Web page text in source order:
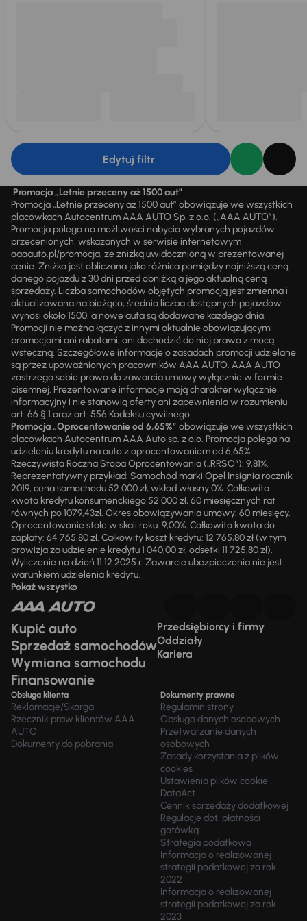
Edytuj filtr
Promocja „Letnie przeceny aż 1500 aut”
Promocja „Letnie przeceny aż 1500 aut” obowiązuje we wszystkich
placówkach Autocentrum AAA AUTO Sp. z o.o. („AAA AUTO”).
Promocja polega na możliwości nabycia wybranych pojazdów
przecenionych, wskazanych w serwisie internetowym
aaaauto.pl/promocja, ze zniżką uwidocznioną w prezentowanej
cenie. Zniżka jest obliczana jako różnica pomiędzy najniższą ceną
danego pojazdu z 30 dni przed obniżką a jego aktualną ceną
sprzedaży. Liczba samochodów objętych promocją jest zmienna i
aktualizowana na bieżąco; średnia liczba dostępnych pojazdów
wynosi około 1500, a nowe auta są dodawane każdego dnia.
Promocji nie można łączyć z innymi aktualnie obowiązującymi
promocjami ani rabatami, ani dochodzić do niej prawa z mocą
wsteczną. Szczegółowe informacje o zasadach promocji udzielane
są przez upoważnionych pracowników AAA AUTO. AAA AUTO
zastrzega sobie prawo do zawarcia umowy wyłącznie w formie
pisemnej. Prezentowane informacje mają charakter wyłącznie
informacyjny i nie stanowią oferty ani zapewnienia w rozumieniu
art. 66 § 1 oraz art. 556 Kodeksu cywilnego.
Promocja „Oprocentowanie od 6,65%” obowiązuje we wszystkich
placówkach Autocentrum AAA Auto sp. z o.o. Promocja polega na
udzieleniu kredytu na auto z oprocentowaniem od 6,65%.
Rzeczywista Roczna Stopa Oprocentowania („RRSO“): 9,81%.
Reprezentatywny przykład: Samochód marki Opel Insignia rocznik
2019, cena samochodu 52 000 zł, wkład własny 0%. Całkowita
kwota kredytu konsumenckiego 52 000 zł, 60 miesięcznych rat
równych po 1079,43zł. Okres obowiązywania umowy: 60 miesięcy.
Oprocentowanie stałe w skali roku: 9,00%. Całkowita kwota do
zapłaty: 64 765,80 zł. Całkowity koszt kredytu: 12 765,80 zł (w tym
prowizja za udzielenie kredytu 1 040,00 zł, odsetki 11 725,80 zł).
Wyliczenie na dzień 11.12.2025 r. Zawarcie ubezpieczenia nie jest
warunkiem udzielenia kredytu.
Pokaż wszystko
Kupić auto
Sprzedaż samochodów
Wymiana samochodu
Finansowanie
Przedsiębiorcy i firmy
Oddziały
Kariera
Obsługa klienta
Reklamacje/Skarga
Rzecznik praw klientów AAA
AUTO
Dokumenty do pobrania
Dokumenty prawne
Regulamin strony
Obsługa danych osobowych
Przetwarzanie danych
osobowych
Zasady korzystania z plików
cookies
Ustawienia plików cookie
DataAct
Cennik sprzedaży dodatkowej
Regulacje dot. płatności
gotówką
Strategia podatkowa
Informacja o realizowanej
strategii podatkowej za rok
2022
Informacja o realizowanej
strategii podatkowej za rok
2023